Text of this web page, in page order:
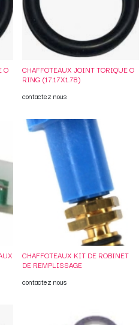
O
CHAFFOTEAUX JOINT TORIQUE O
RING (17.17X1.78)
contactez nous
CHAFFOTEAUX KIT DE ROBINET
DE REMPLISSAGE
contactez nous